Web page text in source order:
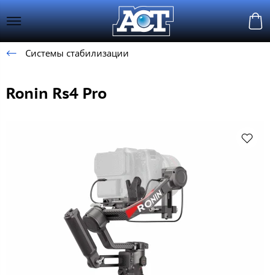
Системы стабилизации
Ronin Rs4 Pro